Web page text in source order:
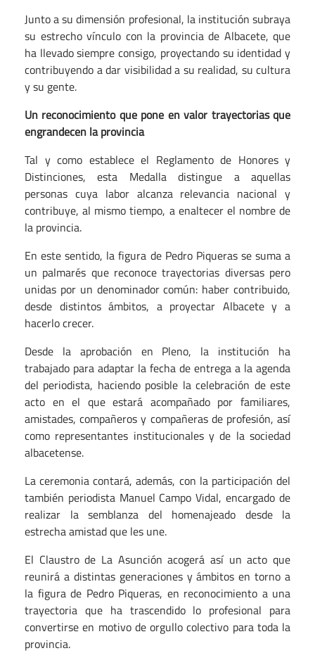
Junto a su dimensión profesional, la institución subraya
su estrecho vínculo con la provincia de Albacete, que
ha llevado siempre consigo, proyectando su identidad y
contribuyendo a dar visibilidad a su realidad, su cultura
y su gente.
Un reconocimiento que pone en valor trayectorias que
engrandecen la provincia
Tal y como establece el Reglamento de Honores y
Distinciones, esta Medalla distingue a aquellas
personas cuya labor alcanza relevancia nacional y
contribuye, al mismo tiempo, a enaltecer el nombre de
la provincia.
En este sentido, la figura de Pedro Piqueras se suma a
un palmarés que reconoce trayectorias diversas pero
unidas por un denominador común: haber contribuido,
desde distintos ámbitos, a proyectar Albacete y a
hacerlo crecer.
Desde la aprobación en Pleno, la institución ha
trabajado para adaptar la fecha de entrega a la agenda
del periodista, haciendo posible la celebración de este
acto en el que estará acompañado por familiares,
amistades, compañeros y compañeras de profesión, así
como representantes institucionales y de la sociedad
albacetense.
La ceremonia contará, además, con la participación del
también periodista Manuel Campo Vidal, encargado de
realizar la semblanza del homenajeado desde la
estrecha amistad que les une.
El Claustro de La Asunción acogerá así un acto que
reunirá a distintas generaciones y ámbitos en torno a
la figura de Pedro Piqueras, en reconocimiento a una
trayectoria que ha trascendido lo profesional para
convertirse en motivo de orgullo colectivo para toda la
provincia.